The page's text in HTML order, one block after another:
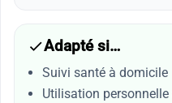
Adapté si…
Suivi santé à domicile
Utilisation